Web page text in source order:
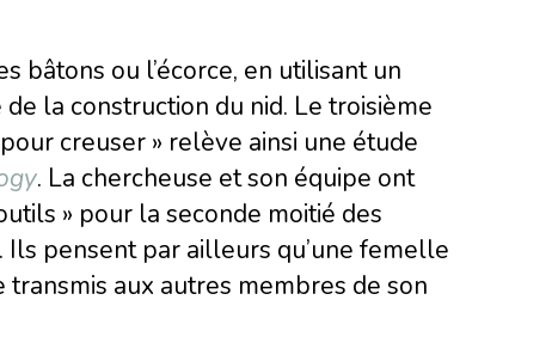
bâtons ou l’écorce, en utilisant un
la construction du nid. Le troisième
creuser » relève ainsi une étude
. La chercheuse et son équipe ont
» pour la seconde moitié des
pensent par ailleurs qu’une femelle
transmis aux autres membres de son